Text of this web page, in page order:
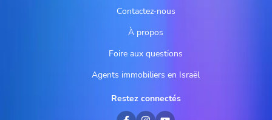
Contactez-nous
À propos
Foire aux questions
Agents immobiliers en Israël
Restez connectés